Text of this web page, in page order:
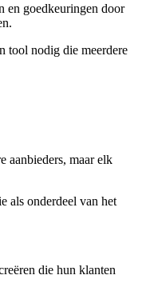
en goedkeuringen door
tool nodig die meerdere
aanbieders, maar elk
als onderdeel van het
die hun klanten